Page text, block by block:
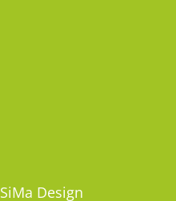
SiMa Design